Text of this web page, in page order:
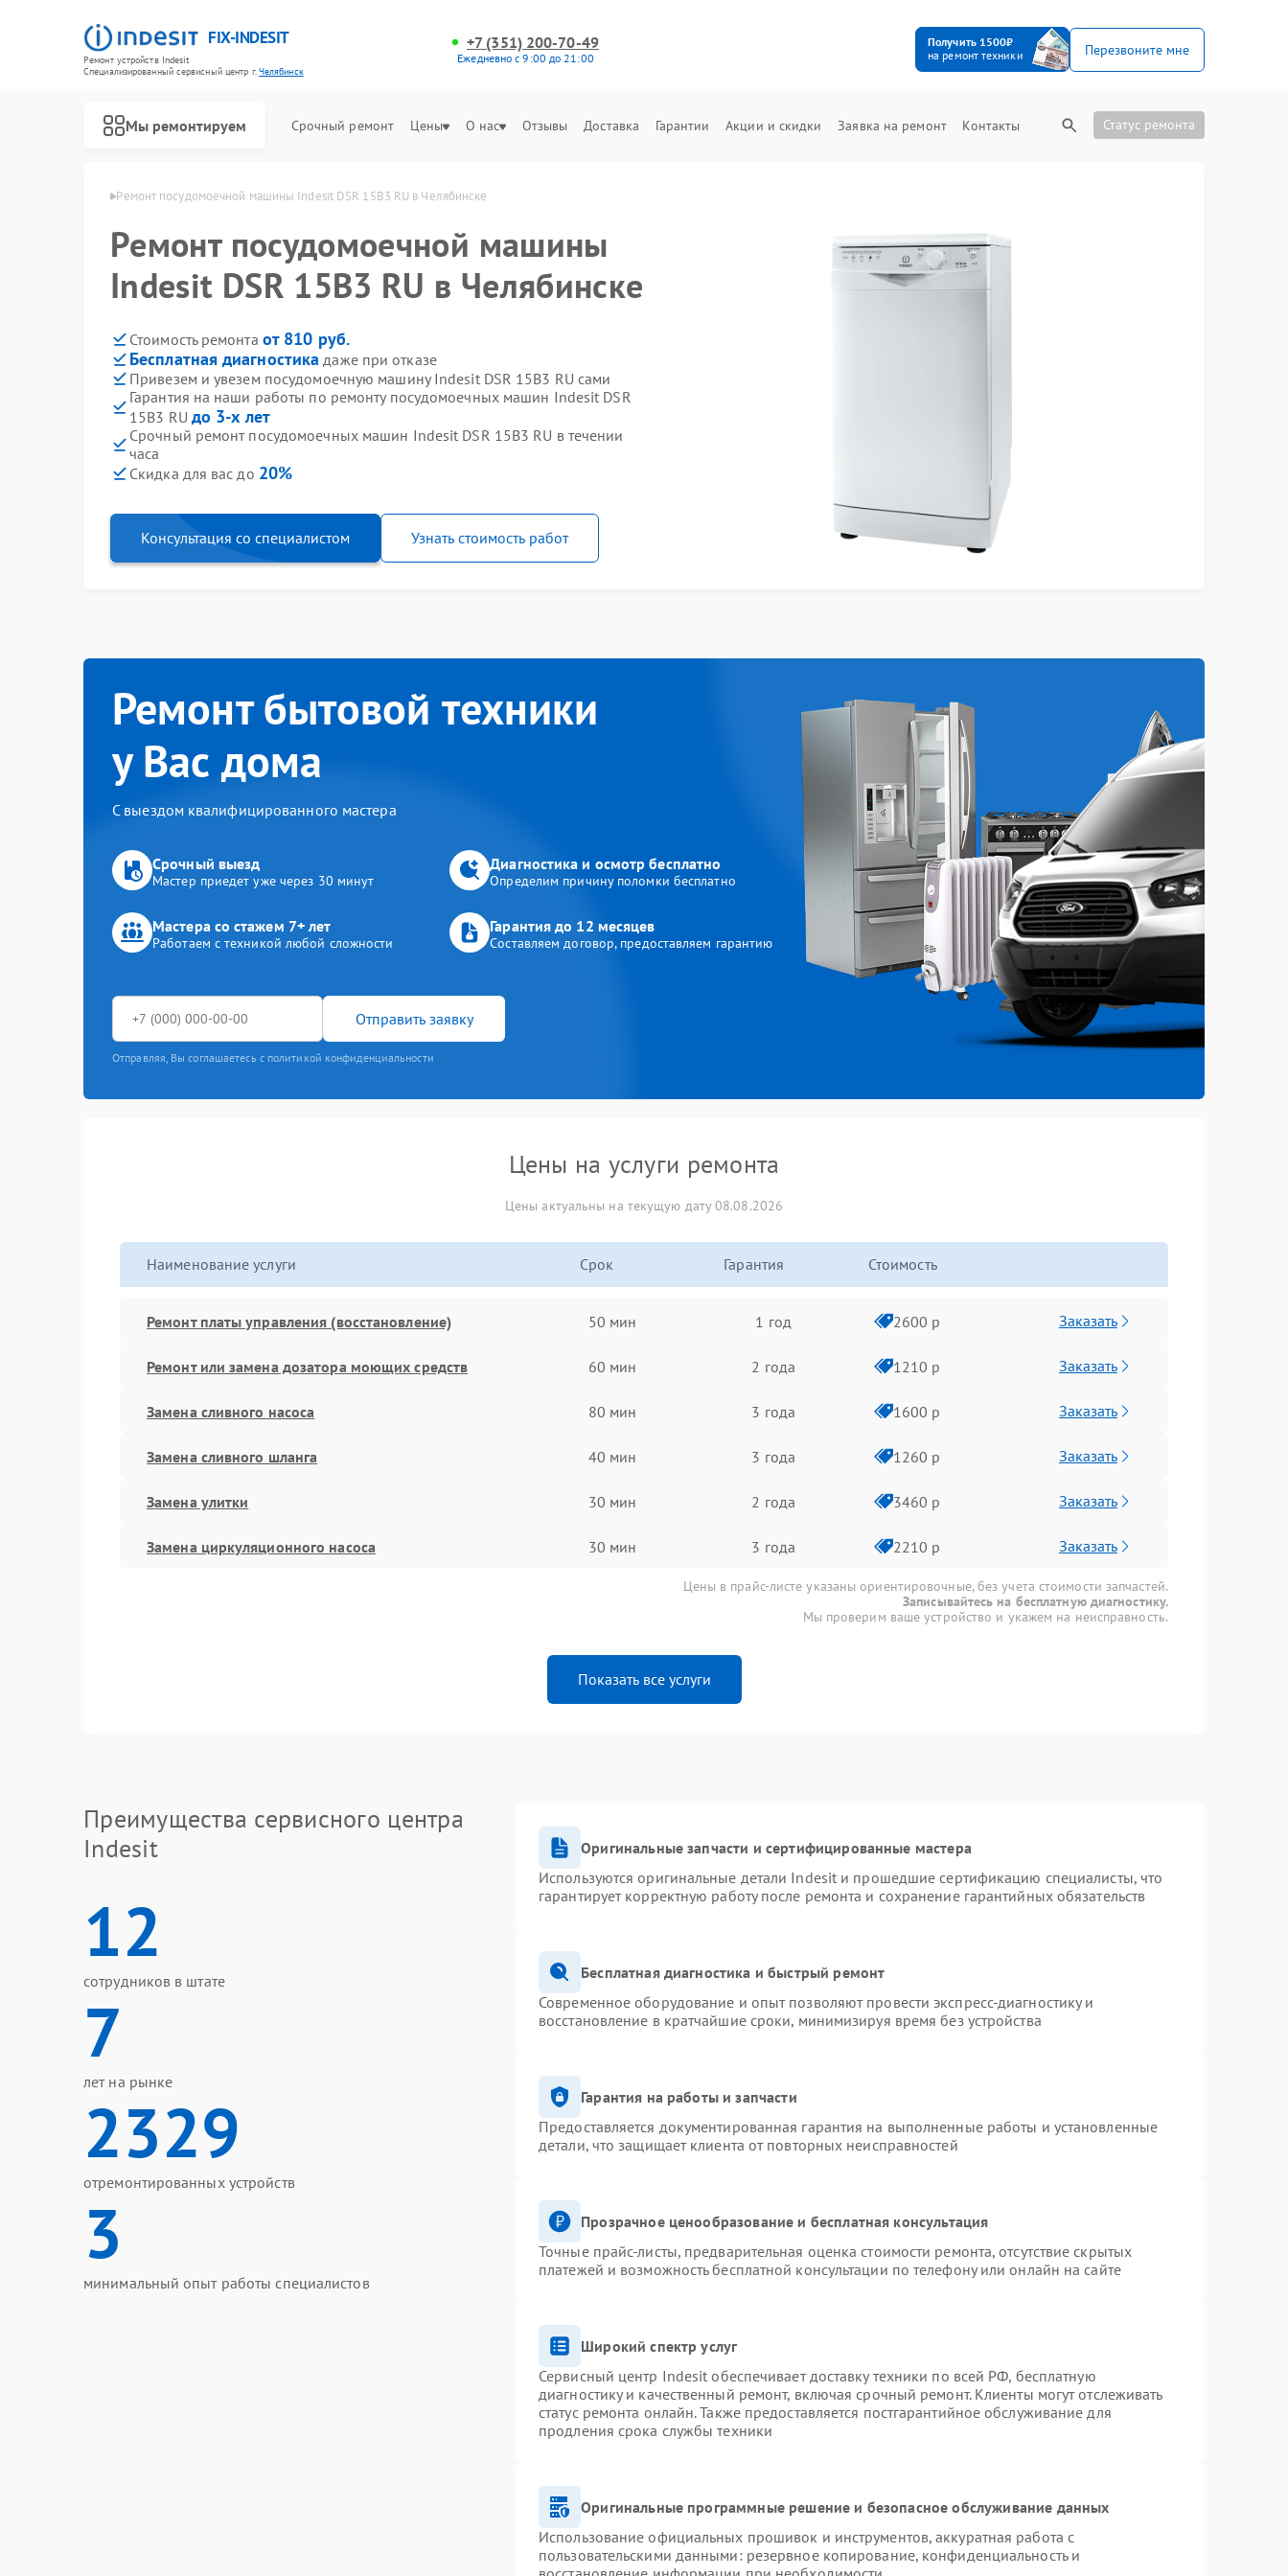
FIX-INDESIT
Ремонт устройств Indesit
Специализированный cервисный центр г.Челябинск
+7 (351) 200-70-49
Ежедневно с 9:00 до 21:00
Получить 1500₽
на ремонт техники
Перезвоните мне
Мы ремонтируем Срочный ремонт Цены О нас Отзывы Доставка Гарантии Акции и скидки Заявка на ремонт Контакты Статус ремонта
в Челябинске Ремонт посудомоечной машины Indesit DSR 15B3 RU в Челябинске
Ремонт посудомоечной машины
Indesit DSR 15B3 RU в Челябинске
Стоимость ремонта от 810 руб.
Бесплатная диагностика даже при отказе
Привезем и увезем посудомоечную машину Indesit DSR 15B3 RU сами
Гарантия на наши работы по ремонту посудомоечных машин Indesit DSR
15B3 RU до 3-х лет
Срочный ремонт посудомоечных машин Indesit DSR 15B3 RU в течении
часа
Скидка для вас до 20%
Консультация со специалистом Узнать стоимость работ
Ремонт бытовой техники
у Вас дома
С выездом квалифицированного мастера
Срочный выезд
Мастер приедет уже через 30 минут
Диагностика и осмотр бесплатно
Определим причину поломки бесплатно
Мастера со стажем 7+ лет
Работаем с техникой любой сложности
Гарантия до 12 месяцев
Составляем договор, предоставляем гарантию
Отправить заявку
Отправляя, Вы соглашаетесь с политикой конфиденциальности
Цены на услуги ремонта
Цены актуальны на текущую дату 08.08.2026
Наименование услуги Срок Гарантия Стоимость
Ремонт платы управления (восстановление) 50 мин 1 год 2600 р Заказать
Ремонт или замена дозатора моющих средств 60 мин 2 года 1210 р Заказать
Замена сливного насоса 80 мин 3 года 1600 р Заказать
Замена сливного шланга 40 мин 3 года 1260 р Заказать
Замена улитки 30 мин 2 года 3460 р Заказать
Замена циркуляционного насоса 30 мин 3 года 2210 р Заказать
Цены в прайс-листе указаны ориентировочные, без учета стоимости запчастей.
Записывайтесь на бесплатную диагностику.
Мы проверим ваше устройство и укажем на неисправность.
Показать все услуги
Преимущества сервисного центра
Indesit
12
сотрудников в штате
7
лет на рынке
2329
отремонтированных устройств
3
минимальный опыт работы специалистов
Оригинальные запчасти и сертифицированные мастера
Используются оригинальные детали Indesit и прошедшие сертификацию специалисты, что
гарантирует корректную работу после ремонта и сохранение гарантийных обязательств
Бесплатная диагностика и быстрый ремонт
Современное оборудование и опыт позволяют провести экспресс-диагностику и
восстановление в кратчайшие сроки, минимизируя время без устройства
Гарантия на работы и запчасти
Предоставляется документированная гарантия на выполненные работы и установленные
детали, что защищает клиента от повторных неисправностей
Прозрачное ценообразование и бесплатная консультация
Точные прайс-листы, предварительная оценка стоимости ремонта, отсутствие скрытых
платежей и возможность бесплатной консультации по телефону или онлайн на сайте
Широкий спектр услуг
Сервисный центр Indesit обеспечивает доставку техники по всей РФ, бесплатную
диагностику и качественный ремонт, включая срочный ремонт. Клиенты могут отслеживать
статус ремонта онлайн. Также предоставляется постгарантийное обслуживание для
продления срока службы техники
Оригинальные программные решение и безопасное обслуживание данных
Использование официальных прошивок и инструментов, аккуратная работа с
пользовательскими данными: резервное копирование, конфиденциальность и